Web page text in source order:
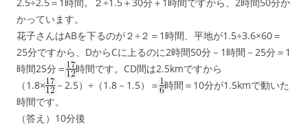
かっています。
花子さんはABを下るのが２÷２＝1時間、平地が1.5÷3.6×60＝
25分ですから、DからCに上るのに2時間50分－1時間－25分＝1
時間25分＝
時間です。CD間は2.5kmですから
（1.8×
－2.5）÷（1.8－1.5）＝ 時間＝10分が1.5kmで動いた
時間です。
（答え）10分後